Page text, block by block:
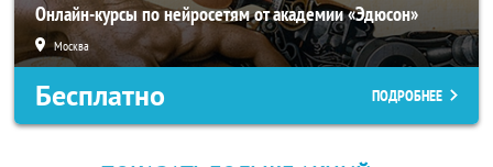
Онлайн-курсы по нейросетям от академии «Эдюсон»
Москва
Бесплатно ПОДРОБНЕЕ